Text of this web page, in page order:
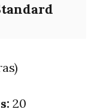
20